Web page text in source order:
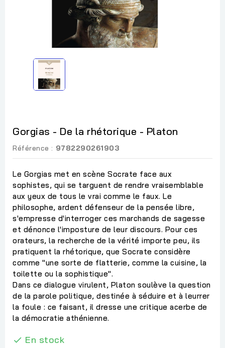
Gorgias - De la rhétorique - Platon
Référence : 9782290261903
Le Gorgias met en scène Socrate face aux
sophistes, qui se targuent de rendre vraisemblable
aux yeux de tous le vrai comme le faux. Le
philosophe, ardent défenseur de la pensée libre,
s'empresse d'interroger ces marchands de sagesse
et dénonce l'imposture de leur discours. Pour ces
orateurs, la recherche de la vérité importe peu, ils
pratiquent la rhétorique, que Socrate considère
comme "une sorte de flatterie, comme la cuisine, la
toilette ou la sophistique".
Dans ce dialogue virulent, Platon soulève la question
de la parole politique, destinée à séduire et à leurrer
la foule : ce faisant, il dresse une critique acerbe de
la démocratie athénienne.
 En stock